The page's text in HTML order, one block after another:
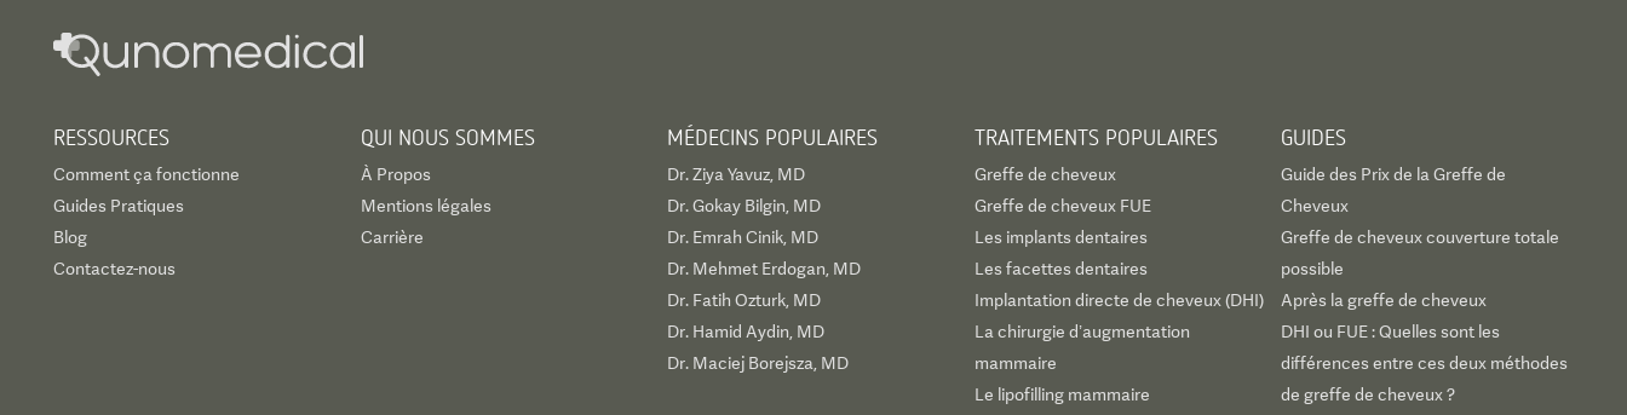
RESSOURCES
Comment ça fonctionne
Guides Pratiques
Blog
Contactez-nous
QUI NOUS SOMMES
À Propos
Mentions légales
Carrière
MÉDECINS POPULAIRES
Dr. Ziya Yavuz, MD
Dr. Gokay Bilgin, MD
Dr. Emrah Cinik, MD
Dr. Mehmet Erdogan, MD
Dr. Fatih Ozturk, MD
Dr. Hamid Aydin, MD
Dr. Maciej Borejsza, MD
TRAITEMENTS POPULAIRES
Greffe de cheveux
Greffe de cheveux FUE
Les implants dentaires
Les facettes dentaires
Implantation directe de cheveux (DHI)
La chirurgie d’augmentation
mammaire
Le lipofilling mammaire
GUIDES
Guide des Prix de la Greffe de
Cheveux
Greffe de cheveux couverture totale
possible
Après la greffe de cheveux
DHI ou FUE : Quelles sont les
différences entre ces deux méthodes
de greffe de cheveux ?